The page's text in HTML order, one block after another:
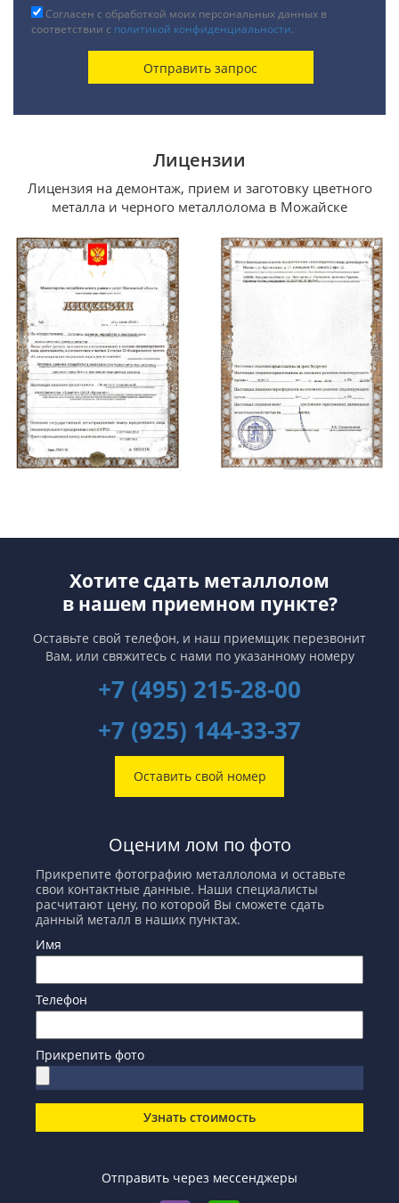
Согласен с обработкой моих персональных данных в
соответствии с политикой конфиденциальности.
Лицензии
Лицензия на демонтаж, прием и заготовку цветного
металла и черного металлолома в Можайске
Хотите сдать металлолом
в нашем приемном пункте?
Оставьте свой телефон, и наш приемщик перезвонит
Вам, или свяжитесь с нами по указанному номеру
+7 (495) 215-28-00
+7 (925) 144-33-37
Оставить свой номер
Оценим лом по фото
Прикрепите фотографию металлолома и оставьте
свои контактные данные. Наши специалисты
расчитают цену, по которой Вы сможете сдать
данный металл в наших пунктах.
Имя
Телефон
Прикрепить фото
Узнать стоимость
Отправить через мессенджеры